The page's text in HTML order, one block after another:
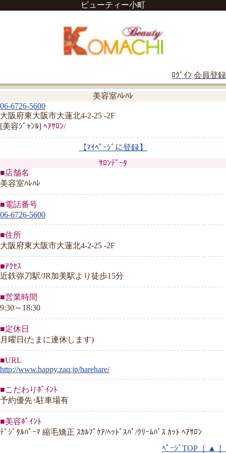
ビューティー小町
ﾛｸﾞｲﾝ 会員登録
美容室ﾊﾚﾊﾚ
06-6726-5600
大阪府東大阪市大蓮北4-2-25 -2F
[美容ｼﾞｬﾝﾙ] ﾍｱｻﾛﾝ/
【ﾏｲﾍﾟｰｼﾞに登録】
ｻﾛﾝﾃﾞｰﾀ
■店舗名
美容室ﾊﾚﾊﾚ
■電話番号
06-6726-5600
■住所
大阪府東大阪市大蓮北4-2-25 -2F
■ｱｸｾｽ
近鉄弥刀駅/JR加美駅より徒歩15分
■営業時間
9:30～18:30
■定休日
月曜日(たまに連休します)
■URL
http://www.happy.zaq.jp/harehare/
■こだわりﾎﾟｲﾝﾄ
予約優先･駐車場有
■美容ﾎﾟｲﾝﾄ
ﾃﾞｼﾞﾀﾙﾊﾟｰﾏ 縮毛矯正 ｽｶﾙﾌﾟｹｱ/ﾍｯﾄﾞｽﾊﾟ/ｸﾘｰﾑﾊﾞｽ ｶｯﾄ ﾍｱｻﾛﾝ
ﾍﾟｰｼﾞTOP［ ▲ ］